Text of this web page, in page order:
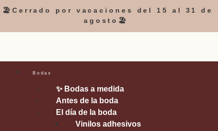
🏖️Cerrado por vacaciones del 15 al 31 de
agosto🏖️
Bodas
✨ Bodas a medida
Antes de la boda
El día de la boda
Vinilos adhesivos